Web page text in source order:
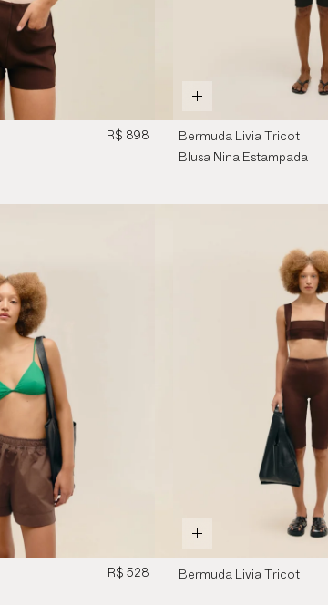
R$ 898
Bermuda Livia Tricot
Preto
Blusa Nina Estampada
R$ 528
Bermuda Livia Tricot